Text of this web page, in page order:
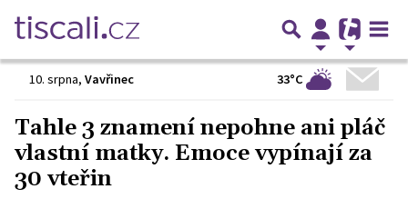
10. srpna, Vavřinec 33°C
Tahle 3 znamení nepohne ani pláč
vlastní matky. Emoce vypínají za
30 vteřin